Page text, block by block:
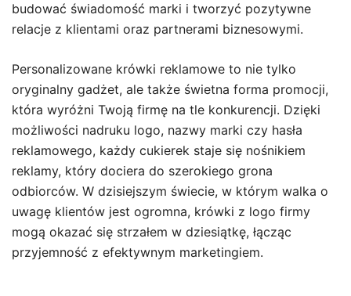
budować świadomość marki i tworzyć pozytywne
relacje z klientami oraz partnerami biznesowymi.
Personalizowane krówki reklamowe to nie tylko
oryginalny gadżet, ale także świetna forma promocji,
która wyróżni Twoją firmę na tle konkurencji. Dzięki
możliwości nadruku logo, nazwy marki czy hasła
reklamowego, każdy cukierek staje się nośnikiem
reklamy, który dociera do szerokiego grona
odbiorców. W dzisiejszym świecie, w którym walka o
uwagę klientów jest ogromna, krówki z logo firmy
mogą okazać się strzałem w dziesiątkę, łącząc
przyjemność z efektywnym marketingiem.